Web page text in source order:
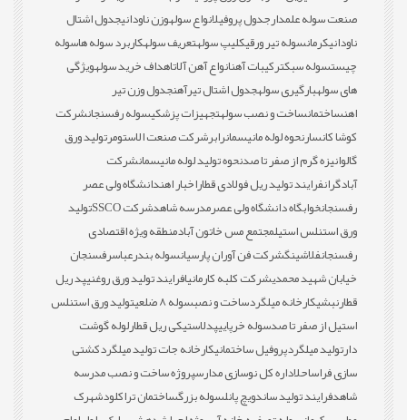
صنعت سوله علمدارجدول پروفیلانواع سولهوزن ناودانیجدول اشتال
ناودانیکرمانسوله تیر ورقیکلیپ سولهتعریف سولهکاربرد سوله هاسوله
چیستسوله سبکترکیبات آهنانواع آهن آلاتاهداف خرید سولهویژگی
های سولهبارگیری سولهجدول اشتال تیرآهنجدول وزن تیر
اهنساختمانساخت و نصب سولهتجهیزات پزشکیسوله رفسنجانشرکت
کوشا کانسارنحوه لوله مانیسمانرابرشرکت صنعت الاستومرتولید ورق
گالوانیزه گرم از صفر تا صدنحوه تولید لوله مانیسمانشرکت
آبادگرانفرایند تولید ریل فولادی قطاراخبار اهندانشگاه ولی عصر
رفسنجانخوابگاه دانشگاه ولی عصرمدرسه شاهدشرکت SSCO
تولید
ورق استنلس استیلمجتمع مس خاتون آبادمنطقه ویژه اقتصادی
رفسنجانفلاشینگشرکت فن آوران پارسیانسوله بندرعباسرفسنجان
خیابان شهید محمدیشرکت کلبه کارمانیافرایند تولید ورق روغنیپد ریل
قطارنبشیکارخانه میلگردساخت و نصبسوله 8 ضلعی
تولید ورق استنلس
استیل از صفر تا صدسوله خرپاییپدلاستیکی ریل قطارلوله گوشت
دارتولید میلگردپروفیل ساختمانیکارخانه جات تولید میلگردکشتی
سازی فراساحلاداره کل نوسازی مدارسپروژه ساخت و نصب مدرسه
شاهدفرایند تولید ساندویچ پانلسوله بزرگساختمان تراکلودشهرک